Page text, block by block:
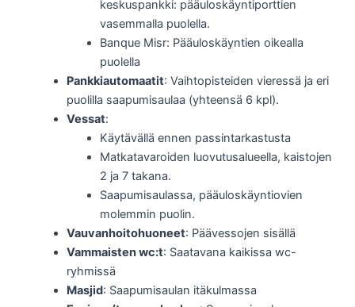
keskuspankki: pääuloskäyntiporttien
vasemmalla puolella.
Banque Misr: Pääuloskäyntien oikealla
puolella
Pankkiautomaatit: Vaihtopisteiden vieressä ja eri
puolilla saapumisaulaa (yhteensä 6 kpl).
Vessat:
Käytävällä ennen passintarkastusta
Matkatavaroiden luovutusalueella, kaistojen
2 ja 7 takana.
Saapumisaulassa, pääuloskäyntiovien
molemmin puolin.
Vauvanhoitohuoneet: Päävessojen sisällä
Vammaisten wc:t: Saatavana kaikissa wc-
ryhmissä
Masjid: Saapumisaulan itäkulmassa